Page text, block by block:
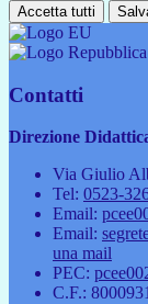
Accetta tutti
Contatti
Direzione
Via Giulio
Tel: 0523-
Email:
Email:
una mail
PEC:
C.F.: